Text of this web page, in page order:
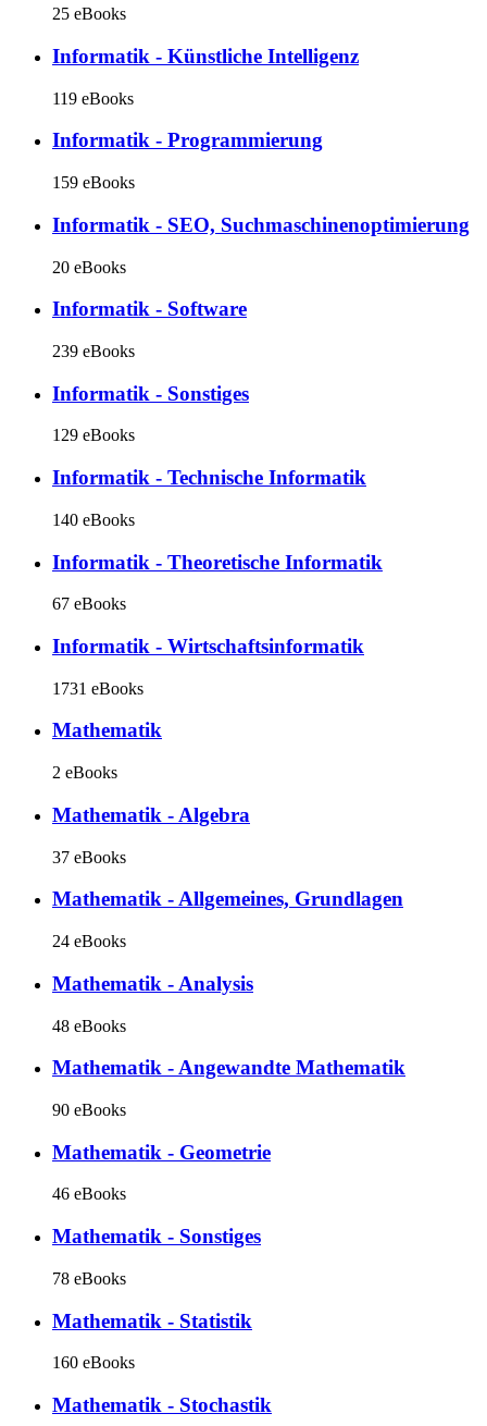
25 eBooks
Informatik - Künstliche Intelligenz
119 eBooks
Informatik - Programmierung
159 eBooks
Informatik - SEO, Suchmaschinenoptimierung
20 eBooks
Informatik - Software
239 eBooks
Informatik - Sonstiges
129 eBooks
Informatik - Technische Informatik
140 eBooks
Informatik - Theoretische Informatik
67 eBooks
Informatik - Wirtschaftsinformatik
1731 eBooks
Mathematik
2 eBooks
Mathematik - Algebra
37 eBooks
Mathematik - Allgemeines, Grundlagen
24 eBooks
Mathematik - Analysis
48 eBooks
Mathematik - Angewandte Mathematik
90 eBooks
Mathematik - Geometrie
46 eBooks
Mathematik - Sonstiges
78 eBooks
Mathematik - Statistik
160 eBooks
Mathematik - Stochastik